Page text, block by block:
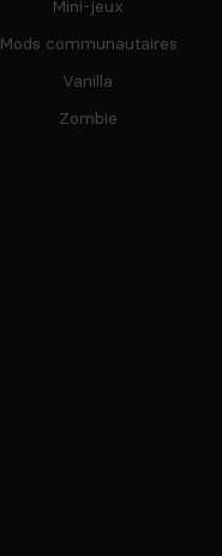
Mini-jeux
Mods communautaires
Vanilla
Zombie